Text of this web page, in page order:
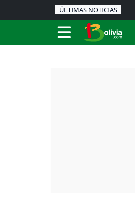
ÚLTIMAS NOTICIAS